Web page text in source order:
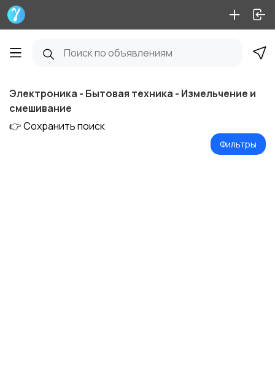
Электроника - Бытовая техника - Измельчение и
смешивание
👉 Сохранить поиск
Фильтры